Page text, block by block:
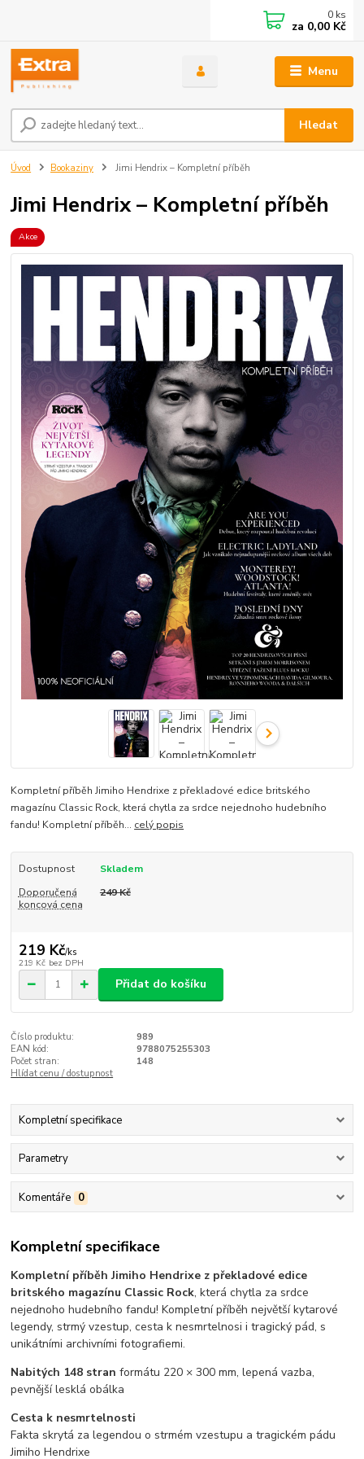
Menu
Hledat
0 ks
za 0,00 Kč
Úvod Bookaziny Jimi Hendrix – Kompletní příběh
Jimi Hendrix – Kompletní příběh
Akce
Kompletní příběh Jimiho Hendrixe z překladové edice britského
magazínu Classic Rock, která chytla za srdce nejednoho hudebního
fandu! Kompletní příběh... celý popis
Dostupnost
Skladem
Doporučená
koncová cena
249 Kč
219 Kč/ks
219 Kč bez DPH
Přidat do košíku
Číslo produktu:
989
EAN kód:
9788075255303
Počet stran:
148
Hlídat cenu / dostupnost
Kompletní specifikace
Parametry
Komentáře 0
Kompletní specifikace
Kompletní příběh Jimiho Hendrixe z překladové edice
britského magazínu Classic Rock, která chytla za srdce
nejednoho hudebního fandu! Kompletní příběh největší kytarové
legendy, strmý vzestup, cesta k nesmrtelnosi i tragický pád, s
unikátními archivními fotografiemi.
Nabitých 148 stranformátu 220 × 300 mm, lepená vazba,
pevnější lesklá obálka
Cesta k nesmrtelnosti
Fakta skrytá za legendou o strmém vzestupu a tragickém pádu
Jimiho Hendrixe